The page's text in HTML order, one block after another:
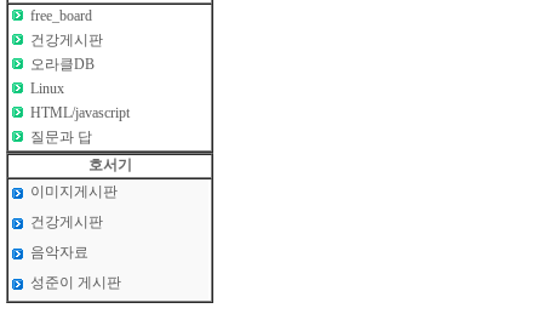
free_board
건강게시판
오라클DB
Linux
HTML/javascript
질문과 답
호서기
이미지게시판
건강게시판
음악자료
성준이 게시판